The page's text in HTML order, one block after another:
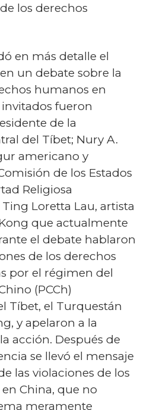
los derechos
en más detalle el
un debate sobre la
humanos en
fueron
de la
del Tíbet; Nury A.
americano y
de los Estados
Religiosa
Loretta Lau, artista
que actualmente
el debate hablaron
de los derechos
por el régimen del
(PCCh)
Tíbet, el Turquestán
y apelaron a la
acción. Después de
se llevó el mensaje
las violaciones de los
China, que no
meramente